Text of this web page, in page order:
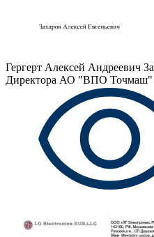
Гергерт Алексей Андреевич
Директора АО "ВПО Точмаш"